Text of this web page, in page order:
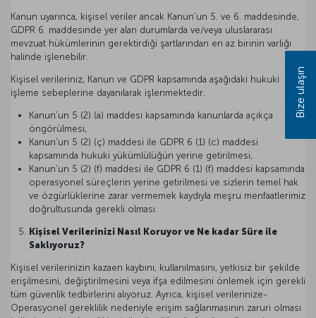
Kanun uyarınca, kişisel veriler ancak Kanun’un 5. ve 6. maddesinde,
GDPR 6. maddesinde yer alan durumlarda ve/veya uluslararası
mevzuat hükümlerinin gerektirdiği şartlarından en az birinin varlığı
halinde işlenebilir.
Kişisel verileriniz, Kanun ve GDPR kapsamında aşağıdaki hukuki
işleme sebeplerine dayanılarak işlenmektedir.
Kanun’un 5 (2) (a) maddesi kapsamında kanunlarda açıkça
öngörülmesi,
Kanun’un 5 (2) (ç) maddesi ile GDPR 6 (1) (c) maddesi
kapsamında hukuki yükümlülüğün yerine getirilmesi,
Kanun’un 5 (2) (f) maddesi ile GDPR 6 (1) (f) maddesi kapsamında
operasyonel süreçlerin yerine getirilmesi ve sizlerin temel hak
ve özgürlüklerine zarar vermemek kaydıyla meşru menfaatlerimiz
doğrultusunda gerekli olması.
Kişisel Verilerinizi Nasıl Koruyor ve Ne kadar Süre ile
Saklıyoruz?
Kişisel verilerinizin kazaen kaybını, kullanılmasını, yetkisiz bir şekilde
erişilmesini, değiştirilmesini veya ifşa edilmesini önlemek için gerekli
tüm güvenlik tedbirlerini alıyoruz. Ayrıca, kişisel verilerinize-
Operasyonel gereklilik nedeniyle erişim sağlanmasının zaruri olması
Bize ulaşın